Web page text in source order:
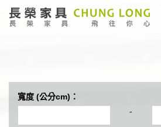
寬度 (公分cm)：
-